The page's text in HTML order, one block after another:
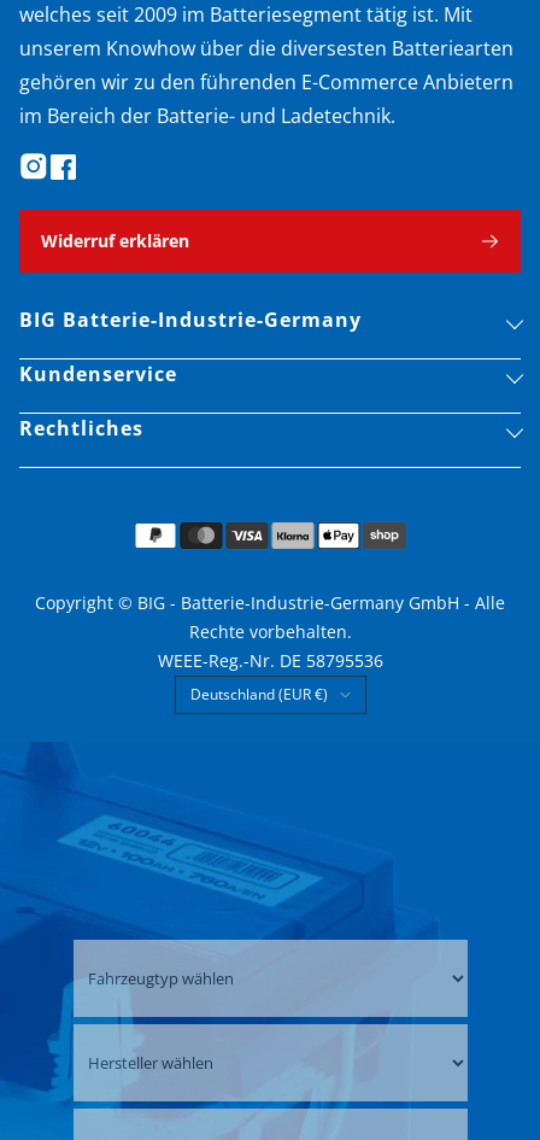
welches seit 2009 im Batteriesegment tätig ist. Mit
unserem Knowhow über die diversesten Batteriearten
gehören wir zu den führenden E-Commerce Anbietern
im Bereich der Batterie- und Ladetechnik.
Widerruf erklären
BIG Batterie-Industrie-Germany
Kundenservice
Rechtliches
Land/Region
Deutschland (EUR €)
Copyright © BIG - Batterie-Industrie-Germany GmbH - Alle
Rechte vorbehalten.
WEEE-Reg.-Nr. DE 58795536